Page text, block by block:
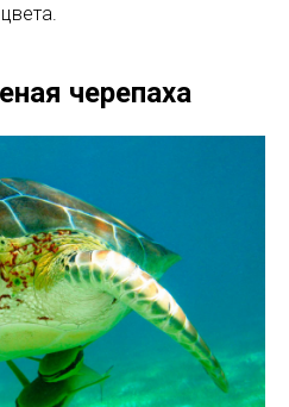
черепаха